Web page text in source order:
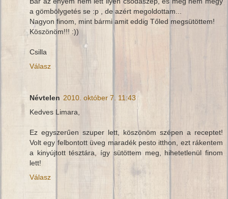
a gömbölygetés se :p , de azért megoldottam...
Nagyon finom, mint bármi amit eddig Tőled megsütöttem!
Köszönöm!!! :))
Csilla
Válasz
Névtelen 2010. október 7. 11:43
Kedves Limara,
Ez egyszerűen szuper lett, köszönöm szépen a receptet!
Volt egy felbontott üveg maradék pesto itthon, ezt rákentem
a kinyújtott tésztára, így sütöttem meg, hihetetlenül finom
lett!
Válasz